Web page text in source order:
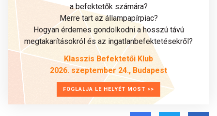
a befektetők számára?
Merre tart az állampapírpiac?
Hogyan érdemes gondolkodni a hosszú távú
megtakarításokról és az ingatlanbefektetésekről?
Klasszis Befektetői Klub
2026. szeptember 24., Budapest
FOGLALJA LE HELYÉT MOST >>